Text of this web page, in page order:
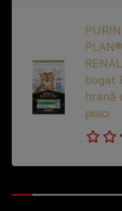
bogat
hrană
pisici